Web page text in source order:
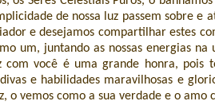
de nossa luz passem sobre e
e desejamos compartilhar estes
um, juntando as nossas energias
com você é uma grande honra, pois
e habilidades maravilhosas e
o vemos como a sua verdade e o amo